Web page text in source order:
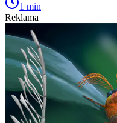
1 min
Reklama